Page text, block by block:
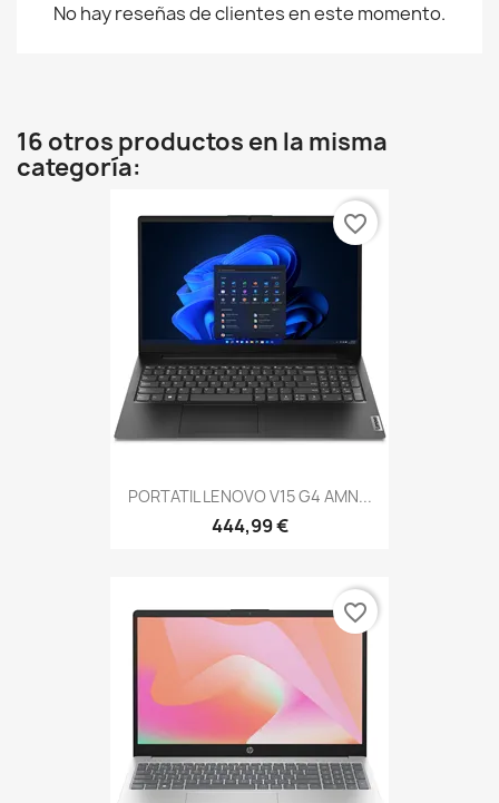
No hay reseñas de clientes en este momento.
16 otros productos en la misma
categoría:
PORTATIL LENOVO V15 G4 AMN...
444,99 €
favorite_border
favorite_border